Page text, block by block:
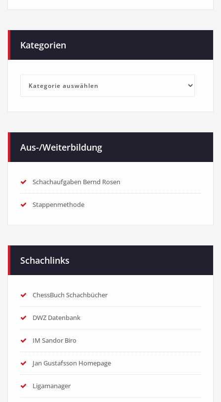
Kategorien
Kategorien
Aus-/Weiterbildung
Schachaufgaben Bernd Rosen
Stappenmethode
Schachlinks
ChessBuch Schachbücher
DWZ Datenbank
IM Sandor Biro
Jan Gustafsson Homepage
Ligamanager